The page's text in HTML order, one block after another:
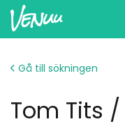
Gå till sökningen
Tom Tits